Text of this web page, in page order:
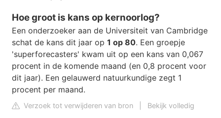
Hoe groot is kans op kernoorlog?
Een onderzoeker aan de Universiteit van Cambridge
schat de kans dit jaar op 1 op 80. Een groepje
'superforecasters' kwam uit op een kans van 0,067
procent in de komende maand (en 0,8 procent voor
dit jaar). Een gelauwerd natuurkundige zegt 1
procent per maand.
Verzoek tot verwijderen van bron
Bekijk volledig